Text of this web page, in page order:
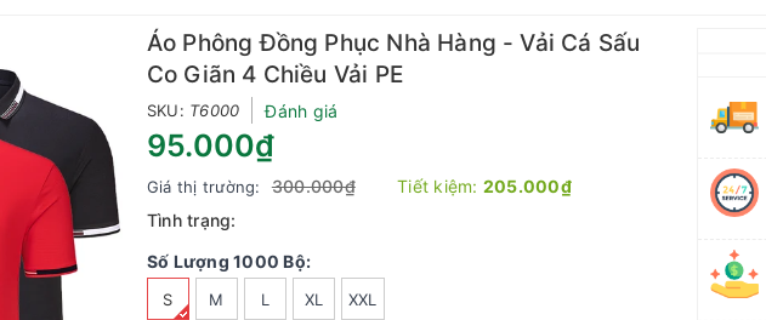
Áo Phông Đồng Phục Nhà Hàng - Vải Cá Sấu
Co Giãn 4 Chiều Vải PE
SKU: T6000 Đánh giá
95.000₫
Giá thị trường: 300.000₫ Tiết kiệm: 205.000₫
Tình trạng:
Số Lượng 1000 Bộ:
S M L XL XXL